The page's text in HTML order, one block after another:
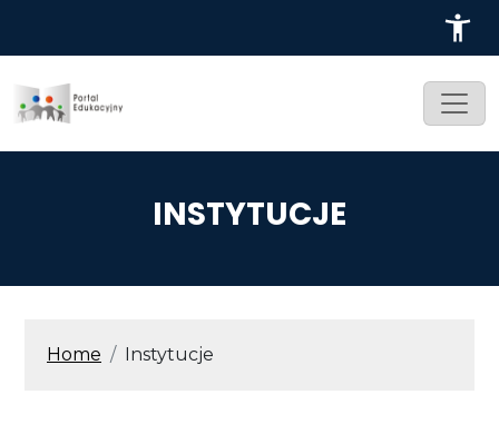
INSTYTUCJE
ŚCIEŻKA NAWIGACYJNA
Home Instytucje